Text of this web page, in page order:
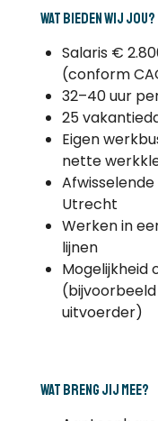
Wat bieden wij jou?
Salaris €
(conform
32–40 uur
25
Eigen
nette
Utrecht
Werken in
lijnen
Mogelijkheid
uitvoerder)
Wat breng jij mee?